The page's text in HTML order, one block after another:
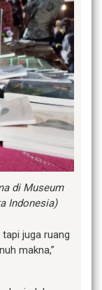
di Museum
Indonesia)
juga ruang
makna,”